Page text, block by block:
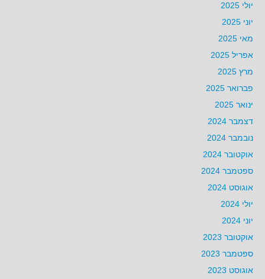
יולי 2025
יוני 2025
מאי 2025
אפריל 2025
מרץ 2025
פברואר 2025
ינואר 2025
דצמבר 2024
נובמבר 2024
אוקטובר 2024
ספטמבר 2024
אוגוסט 2024
יולי 2024
יוני 2024
אוקטובר 2023
ספטמבר 2023
אוגוסט 2023